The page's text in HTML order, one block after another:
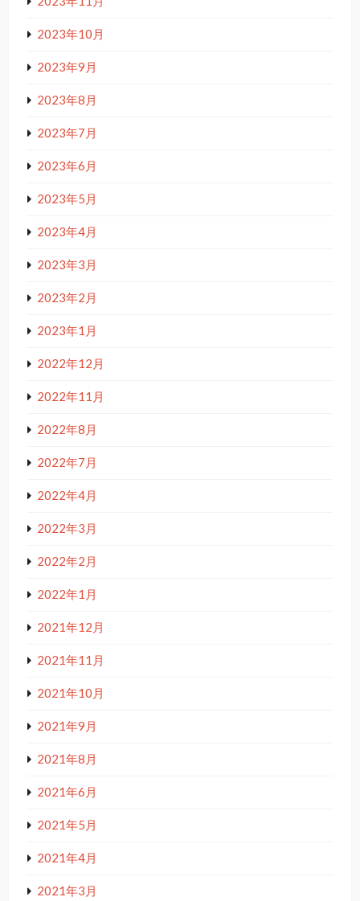
2023年10月
2023年9月
2023年8月
2023年7月
2023年6月
2023年5月
2023年4月
2023年3月
2023年2月
2023年1月
2022年12月
2022年11月
2022年8月
2022年7月
2022年4月
2022年3月
2022年2月
2022年1月
2021年12月
2021年11月
2021年10月
2021年9月
2021年8月
2021年6月
2021年5月
2021年4月
2021年3月